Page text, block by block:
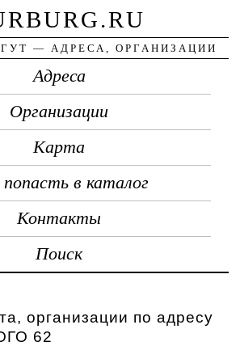
— АДРЕСА, ОРГАНИЗАЦИИ
Адреса
Организации
Карта
в каталог
Контакты
Поиск
организации по адресу
62